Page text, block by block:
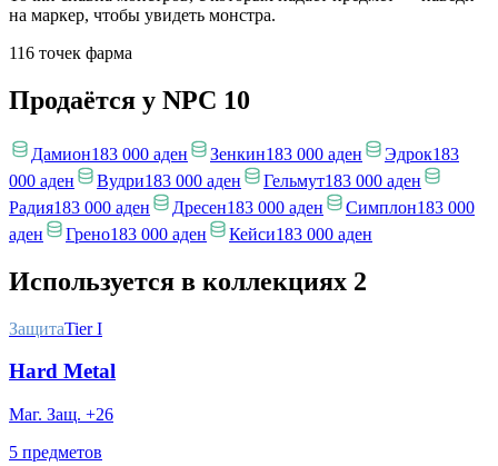
на маркер, чтобы увидеть монстра.
116 точек фарма
Продаётся у NPC 10
Дамион183 000 аден Зенкин183 000 аден Эдрок183
000 аден
Вудри183 000 аден Гельмут183 000 аден
Радия183 000 аден Дресен183 000 аден Симплон183 000
аден
Грено183 000 аден Кейси183 000 аден
Используется в коллекциях 2
ЗащитаTier I
Hard Metal
Маг. Защ. +26
5 предметов